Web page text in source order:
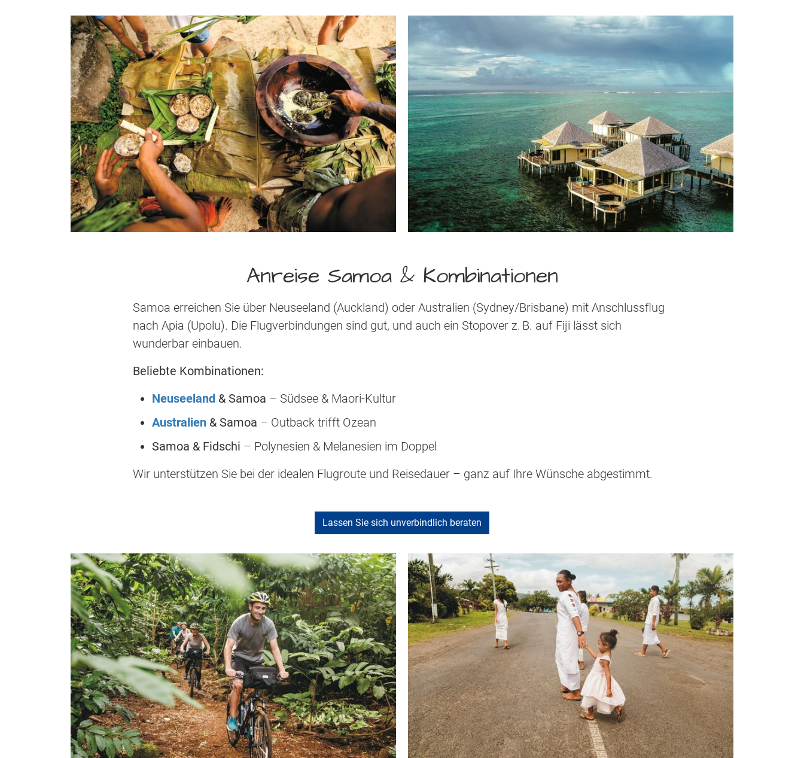
Anreise Samoa & Kombinationen
Samoa erreichen Sie über Neuseeland (Auckland) oder Australien (Sydney/Brisbane) mit Anschlussflug
nach Apia (Upolu). Die Flugverbindungen sind gut, und auch ein Stopover z. B. auf Fiji lässt sich
wunderbar einbauen.
Beliebte Kombinationen:
Neuseeland & Samoa – Südsee & Maori-Kultur
Australien & Samoa – Outback trifft Ozean
Samoa & Fidschi – Polynesien & Melanesien im Doppel
Wir unterstützen Sie bei der idealen Flugroute und Reisedauer – ganz auf Ihre Wünsche abgestimmt.
Lassen Sie sich unverbindlich beraten